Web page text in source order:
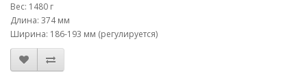
Вес: 1480 г
Длина: 374 мм
Ширина: 186-193 мм (регулируется)